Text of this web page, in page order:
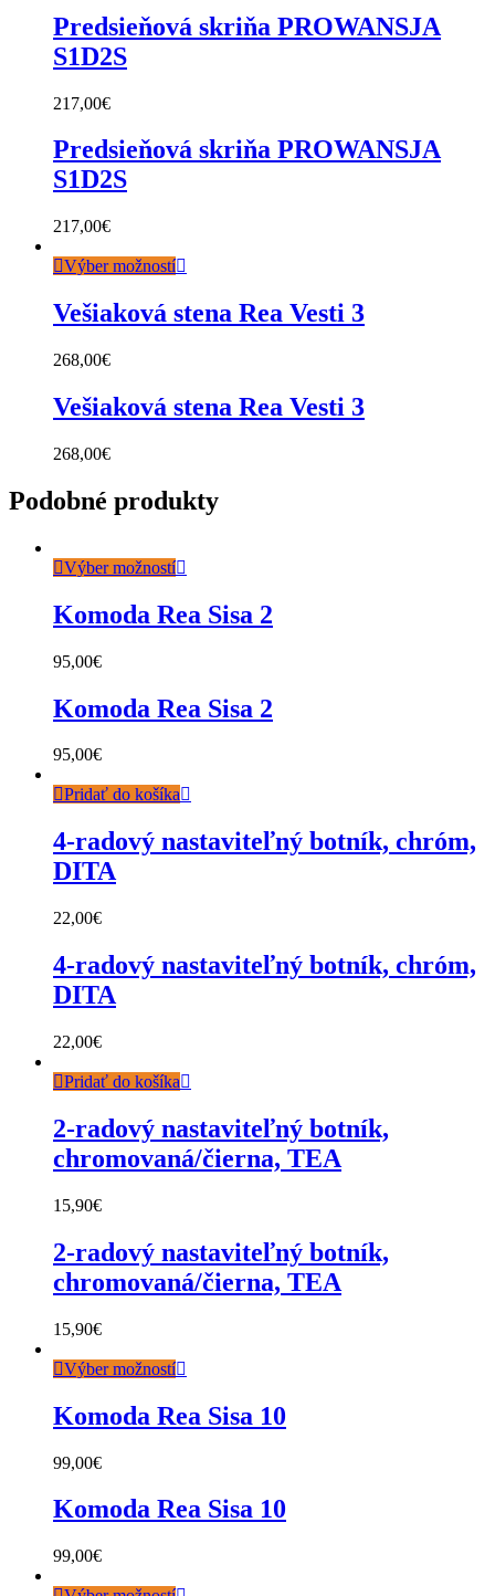
Predsieňová skriňa PROWANSJA
S1D2S
217,00€
Predsieňová skriňa PROWANSJA
S1D2S
217,00€
Výber možností
Vešiaková stena Rea Vesti 3
268,00€
Vešiaková stena Rea Vesti 3
268,00€
Podobné produkty
Výber možností
Komoda Rea Sisa 2
95,00€
Komoda Rea Sisa 2
95,00€
Pridať do košíka
4-radový nastaviteľný botník, chróm,
DITA
22,00€
4-radový nastaviteľný botník, chróm,
DITA
22,00€
Pridať do košíka
2-radový nastaviteľný botník,
chromovaná/čierna, TEA
15,90€
2-radový nastaviteľný botník,
chromovaná/čierna, TEA
15,90€
Výber možností
Komoda Rea Sisa 10
99,00€
Komoda Rea Sisa 10
99,00€